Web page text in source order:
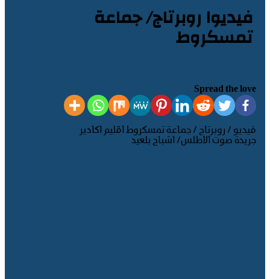
فيديوا روبرتاج/ جماعة
تمسكروط
Spread the love
فيديو / روبرتاج / جماعة تمسكروط اقليم اكادير
جريدة صوت الاطلس/ اشباح بلعيد